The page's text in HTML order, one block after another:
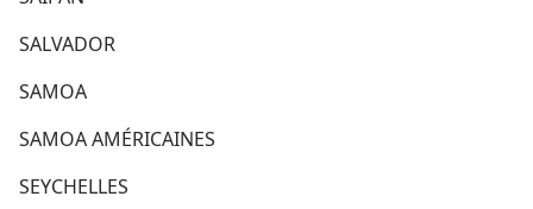
SALVADOR
SAMOA
SAMOA AMÉRICAINES
SEYCHELLES